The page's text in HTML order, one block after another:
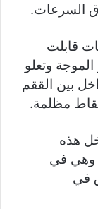
السرعات.
قابلت
وتعلو
بين الققم
مظلمة.
هذه
وهي في
في